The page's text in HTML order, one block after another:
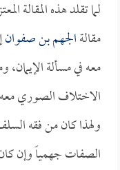
لما تقلد هذه المقالة
مقالةالجهم بن صفوان
معه في مسألة
الاختلاف الصوري
ولهذا كان من فقه
الصفات جهمياً وإن كان